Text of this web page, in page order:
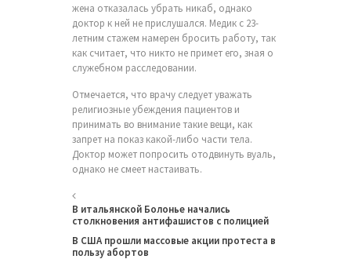
жена отказалась убрать никаб, однако
доктор к ней не прислушался. Медик с 23-
летним стажем намерен бросить работу, так
как считает, что никто не примет его, зная о
служебном расследовании.
Отмечается, что врачу следует уважать
религиозные убеждения пациентов и
принимать во внимание такие вещи, как
запрет на показ какой-либо части тела.
Доктор может попросить отодвинуть вуаль,
однако не смеет настаивать.
В итальянской Болонье начались
столкновения антифашистов с полицией
В США прошли массовые акции протеста в
пользу абортов